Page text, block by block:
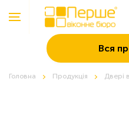
Вся
Головна Продукція Двері